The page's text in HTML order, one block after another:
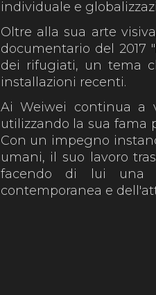
individuale e
Oltre alla sua arte
documentario del 2017
dei rifugiati, un tema
installazioni recenti.
Ai Weiwei continua a
utilizzando la sua fama
Con un impegno
umani, il suo lavoro
facendo di lui una
contemporanea e